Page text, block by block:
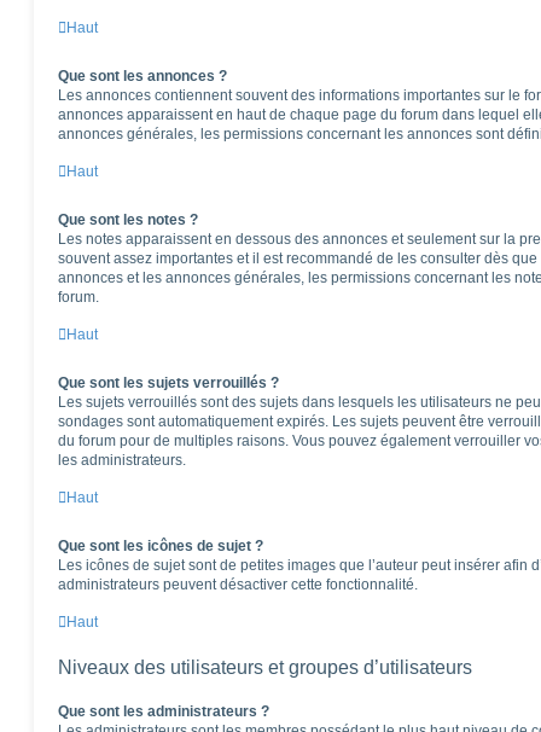
Haut
Que sont les annonces ?
Les annonces contiennent souvent des informations importantes sur le
annonces apparaissent en haut de chaque page du forum dans lequel
annonces générales, les permissions concernant les annonces sont
Haut
Que sont les notes ?
Les notes apparaissent en dessous des annonces et seulement sur la
souvent assez importantes et il est recommandé de les consulter dès
annonces et les annonces générales, les permissions concernant les
forum.
Haut
Que sont les sujets verrouillés ?
Les sujets verrouillés sont des sujets dans lesquels les utilisateurs ne
sondages sont automatiquement expirés. Les sujets peuvent être
du forum pour de multiples raisons. Vous pouvez également verrouiller
les administrateurs.
Haut
Que sont les icônes de sujet ?
Les icônes de sujet sont de petites images que l’auteur peut insérer afin
administrateurs peuvent désactiver cette fonctionnalité.
Haut
Niveaux des utilisateurs et groupes d’utilisateurs
Que sont les administrateurs ?